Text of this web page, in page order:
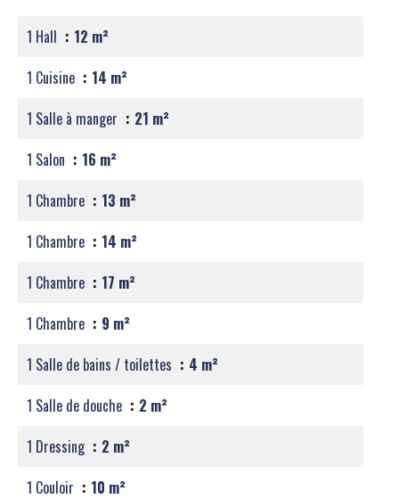
1 Hall
12 m²
1 Cuisine
14 m²
1 Salle à manger
21 m²
1 Salon
16 m²
1 Chambre
13 m²
1 Chambre
14 m²
1 Chambre
17 m²
1 Chambre
9 m²
1 Salle de bains / toilettes
4 m²
1 Salle de douche
2 m²
1 Dressing
2 m²
1 Couloir
10 m²